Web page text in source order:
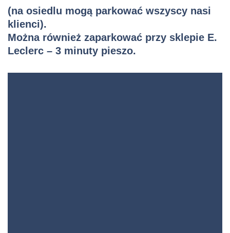
(na osiedlu mogą parkować wszyscy nasi
klienci).
Można również zaparkować przy sklepie E.
Leclerc – 3 minuty pieszo.